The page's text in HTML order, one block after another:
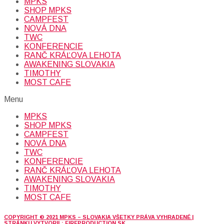
SHOP MPKS
CAMPFEST
NOVÁ DNA
TWC
KONFERENCIE
RANČ KRÁĽOVA LEHOTA
AWAKENING SLOVAKIA
TIMOTHY
MOST CAFE
Menu
MPKS
SHOP MPKS
CAMPFEST
NOVÁ DNA
TWC
KONFERENCIE
RANČ KRÁĽOVA LEHOTA
AWAKENING SLOVAKIA
TIMOTHY
MOST CAFE
COPYRIGHT © 2021 MPKS – SLOVAKIA VŠETKY PRÁVA VYHRADENÉ |